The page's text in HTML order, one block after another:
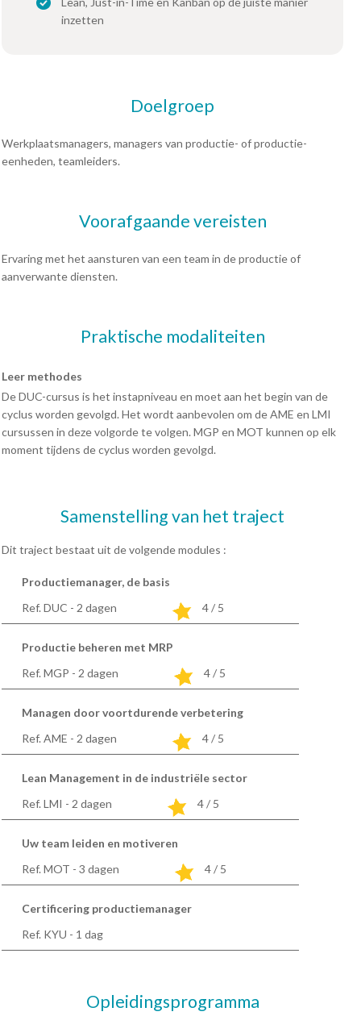
inzetten
Doelgroep
Werkplaatsmanagers, managers van productie- of productie-
eenheden, teamleiders.
Voorafgaande vereisten
Ervaring met het aansturen van een team in de productie of
aanverwante diensten.
Praktische modaliteiten
Leer methodes
De DUC-cursus is het instapniveau en moet aan het begin van de
cyclus worden gevolgd. Het wordt aanbevolen om de AME en LMI
cursussen in deze volgorde te volgen. MGP en MOT kunnen op elk
moment tijdens de cyclus worden gevolgd.
Samenstelling van het traject
Dit traject bestaat uit de volgende modules :
Productiemanager, de basis
Ref. DUC - 2 dagen 4 / 5
Productie beheren met MRP
Ref. MGP - 2 dagen 4 / 5
Managen door voortdurende verbetering
Ref. AME - 2 dagen 4 / 5
Lean Management in de industriële sector
Ref. LMI - 2 dagen 4 / 5
Uw team leiden en motiveren
Ref. MOT - 3 dagen 4 / 5
Certificering productiemanager
Ref. KYU - 1 dag
Opleidingsprogramma